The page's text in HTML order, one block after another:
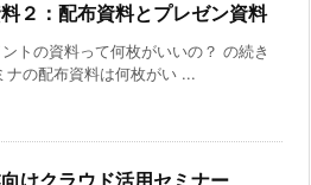
２：配布資料とプレゼン資料
トの資料って何枚がいいの？ の続き
ナの配布資料は何枚がい ...